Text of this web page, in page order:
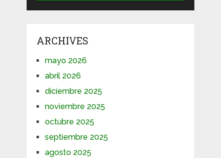
ARCHIVES
mayo 2026
abril 2026
diciembre 2025
noviembre 2025
octubre 2025
septiembre 2025
agosto 2025